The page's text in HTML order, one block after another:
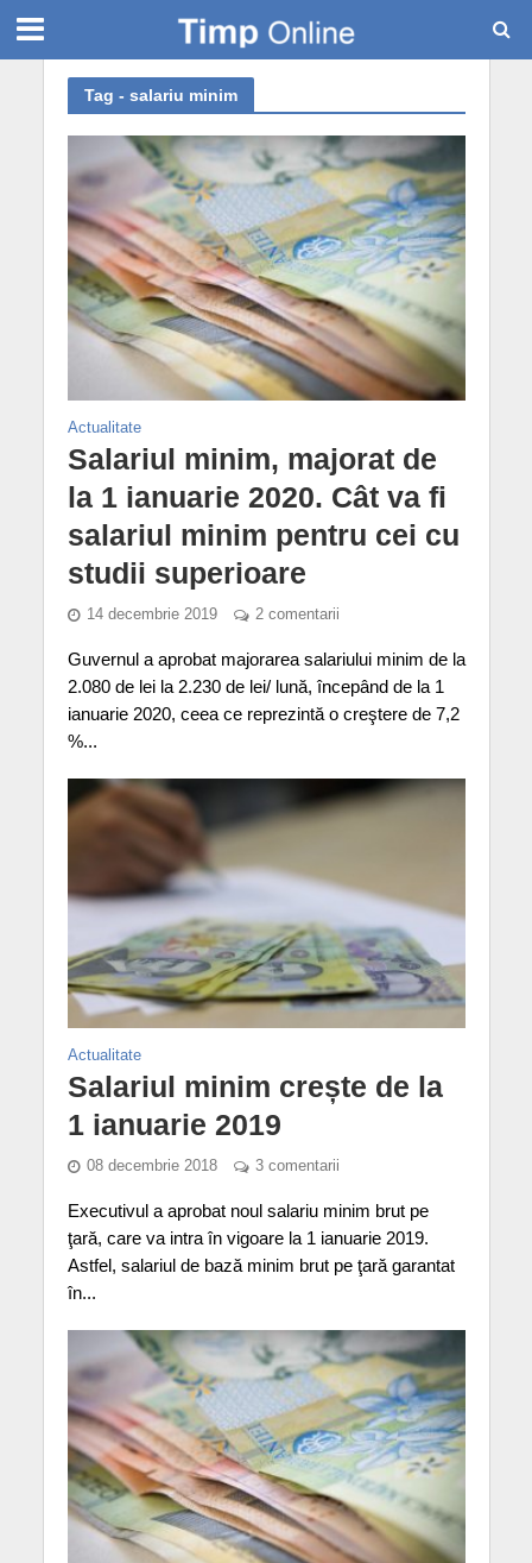
Tag - salariu minim
Actualitate
Salariul minim, majorat de
la 1 ianuarie 2020. Cât va fi
salariul minim pentru cei cu
studii superioare
14 decembrie 2019 2 comentarii
Guvernul a aprobat majorarea salariului minim de la
2.080 de lei la 2.230 de lei/ lună, începând de la 1
ianuarie 2020, ceea ce reprezintă o creştere de 7,2
%...
Actualitate
Salariul minim crește de la
1 ianuarie 2019
08 decembrie 2018 3 comentarii
Executivul a aprobat noul salariu minim brut pe
ţară, care va intra în vigoare la 1 ianuarie 2019.
Astfel, salariul de bază minim brut pe ţară garantat
în...